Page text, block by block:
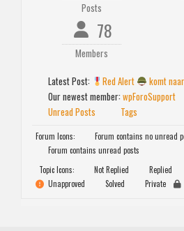
Posts
78
Members
Latest Post:
Red Alert
komt
Our newest member: wpForoSupport
Unread Posts
Tags
Forum Icons:
Forum contains no unread
Forum contains unread posts
Topic Icons:
Not Replied Replied
Unapproved
Solved Private